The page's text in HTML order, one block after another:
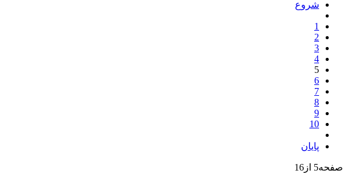
شروع
1
2
3
4
5
6
7
8
9
10
پایان
صفحه5 از16